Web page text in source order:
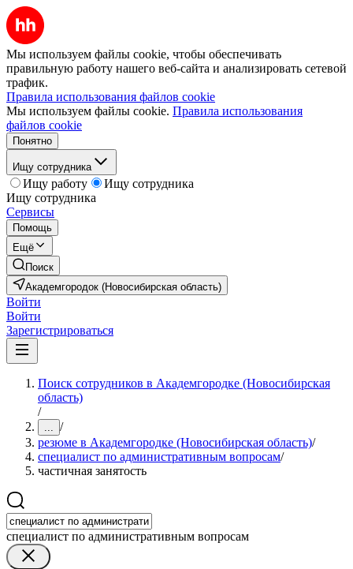
Мы используем файлы cookie, чтобы обеспечивать
правильную работу нашего веб-сайта и анализировать сетевой
трафик.
Правила использования файлов cookie
Мы используем файлы cookie. Правила использования
файлов cookie
Понятно
Ищу сотрудника
Ищу работу
Ищу сотрудника
Ищу сотрудника
Сервисы
Помощь
Ещё
Поиск
Академгородок (Новосибирская область)
Войти
Войти
Зарегистрироваться
Поиск сотрудников в Академгородке (Новосибирская
область)
/
... /
резюме в Академгородке (Новосибирская область)/
специалист по административным вопросам/
частичная занятость
специалист по административным вопросам